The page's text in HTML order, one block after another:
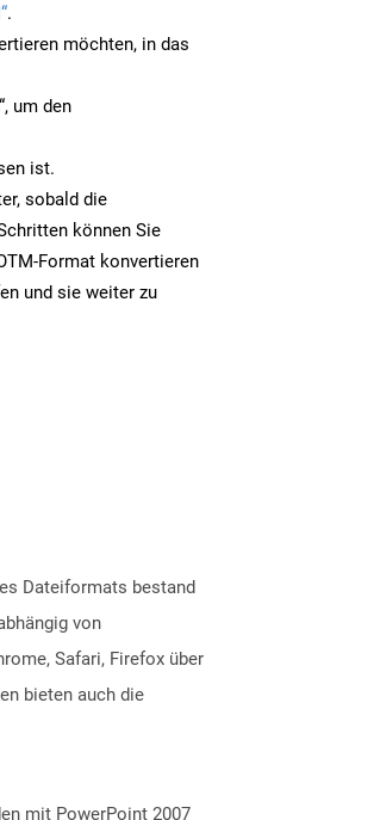
.
möchten, in das
um den
ist.
sobald die
können Sie
Format konvertieren
und sie weiter zu
Dateiformats bestand
von
Safari, Firefox über
bieten auch die
mit PowerPoint 2007